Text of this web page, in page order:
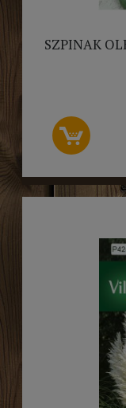
SZPINAK